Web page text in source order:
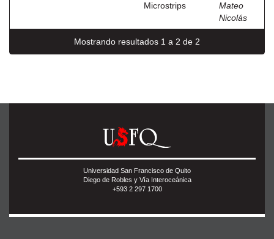
Microstrips
Mateo
Nicolás
Mostrando resultados 1 a 2 de 2
Universidad San Francisco de Quito
Diego de Robles y Vía Interoceánica
+593 2 297 1700